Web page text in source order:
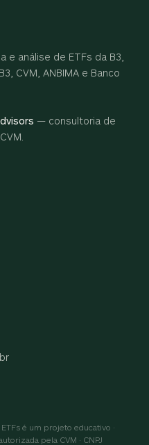
e análise de ETFs da B3,
CVM, ANBIMA e Banco
— consultoria de
é um projeto educativo ·
pela CVM · CNPJ